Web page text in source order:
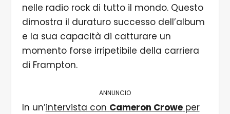
nelle radio rock di tutto il mondo. Questo
dimostra il duraturo successo dell’album
e la sua capacità di catturare un
momento forse irripetibile della carriera
di Frampton.
ANNUNCIO
In un’intervista con Cameron Croweper